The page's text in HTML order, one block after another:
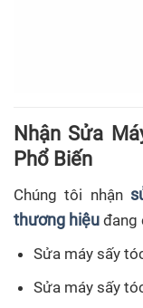
Nhận Sửa
Phổ Biến
Chúng tôi nhận
thương hiệu đang
Sửa máy sấy
Sửa máy sấy